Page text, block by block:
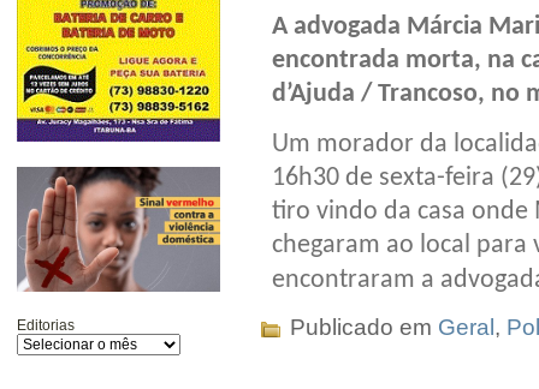
Editorias
A advogada Márcia
encontrada morta, na
d’Ajuda / Trancoso, no
Um morador da
16h30 de sexta-feira
tiro vindo da casa onde
chegaram ao local para
encontraram a
Publicado em Geral ,